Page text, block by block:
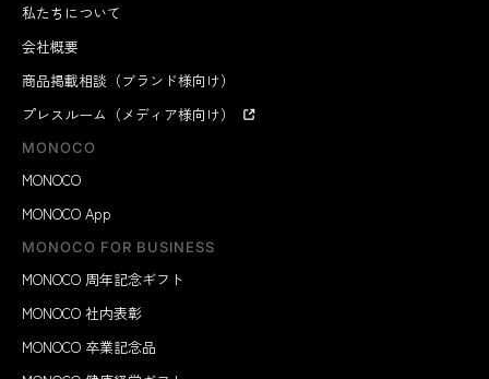
私たちについて
会社概要
商品掲載相談（ブランド様向け）
プレスルーム（メディア様向け）
MONOCO
MONOCO
MONOCO App
MONOCO FOR BUSINESS
MONOCO 周年記念ギフト
MONOCO 社内表彰
MONOCO 卒業記念品